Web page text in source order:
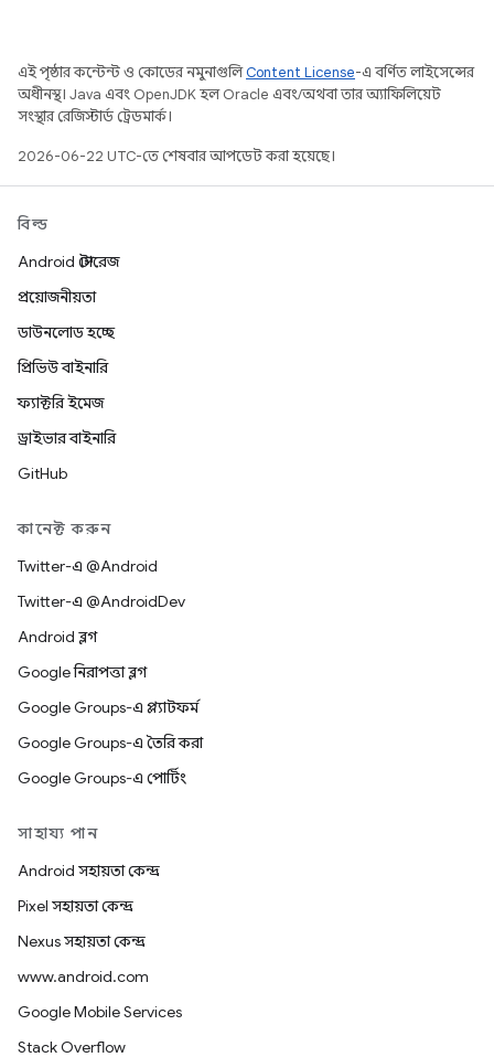
এই পৃষ্ঠার কন্টেন্ট ও কোডের নমুনাগুলিContent License-এ বর্ণিত লাইসেন্সের
অধীনস্থ। Java এবং OpenJDK হল Oracle এবং/অথবা তার অ্যাফিলিয়েট
সংস্থার রেজিস্টার্ড ট্রেডমার্ক।
2026-06-22 UTC-তে শেষবার আপডেট করা হয়েছে।
বিল্ড
Android স্টোরেজ
প্রয়োজনীয়তা
ডাউনলোড হচ্ছে
প্রিভিউ বাইনারি
ফ্যাক্টরি ইমেজ
ড্রাইভার বাইনারি
GitHub
কানেক্ট করুন
Twitter-এ @Android
Twitter-এ @AndroidDev
Android ব্লগ
Google নিরাপত্তা ব্লগ
Google Groups-এ প্ল্যাটফর্ম
Google Groups-এ তৈরি করা
Google Groups-এ পোর্টিং
সাহায্য পান
Android সহায়তা কেন্দ্র
Pixel সহায়তা কেন্দ্র
Nexus সহায়তা কেন্দ্র
www.android.com
Google Mobile Services
Stack Overflow